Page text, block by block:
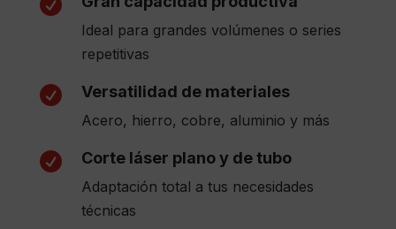

Ideal para grandes volúmenes o series
repetitivas
 Versatilidad de materiales
Acero, hierro, cobre, aluminio y más
 Corte láser plano y de tubo
Adaptación total a tus necesidades
técnicas